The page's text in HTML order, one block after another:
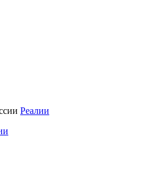
Реалии